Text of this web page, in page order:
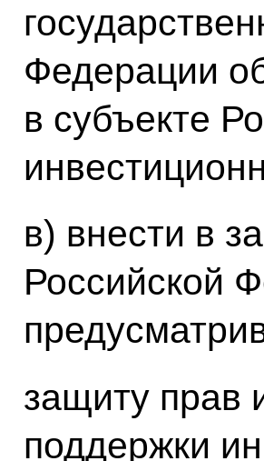
Федерации
в субъекте
в) внести в
Российской
защиту прав
поддержки